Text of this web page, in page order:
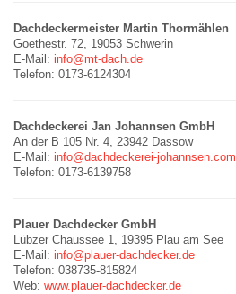
Dachdeckermeister Martin Thormählen
Goethestr. 72, 19053 Schwerin
E-Mail: info@mt-dach.de
Telefon: 0173-6124304
Dachdeckerei Jan Johannsen GmbH
An der B 105 Nr. 4, 23942 Dassow
E-Mail: info@dachdeckerei-johannsen.com
Telefon: 0173-6139758
Plauer Dachdecker GmbH
Lübzer Chaussee 1, 19395 Plau am See
E-Mail: info@plauer-dachdecker.de
Telefon: 038735-815824
Web: www.plauer-dachdecker.de